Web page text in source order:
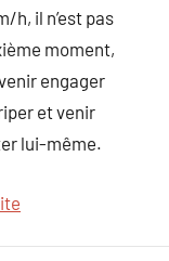
h, il n’est pas
moment,
engager
et venir
lui-même.